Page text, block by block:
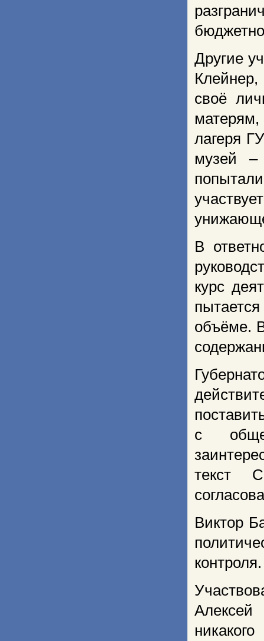
Другие
своё
матерям,
лагеря
музей –
В
курс
объёме.
с
текст
Виктор
контроля.